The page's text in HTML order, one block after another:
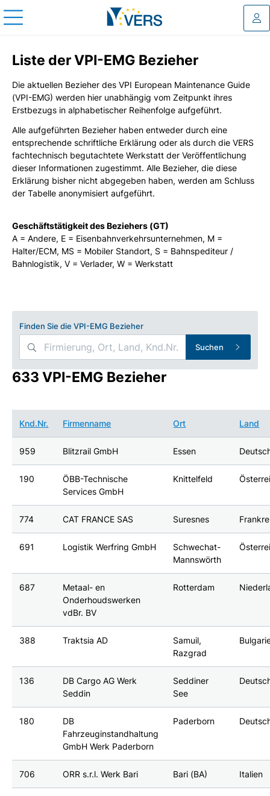
Liste der VPI-EMG Bezieher
Die aktuellen Bezieher des VPI European Maintenance Guide
(VPI-EMG) werden hier unabhängig vom Zeitpunkt ihres
Erstbezugs in alphabetischer Reihenfolge aufgeführt.
Alle aufgeführten Bezieher haben entweder durch eine
entsprechende schriftliche Erklärung oder als durch die VERS
fachtechnisch begutachtete Werkstatt der Veröffentlichung
dieser Informationen zugestimmt. Alle Bezieher, die diese
Erklärung bisher nicht abgegeben haben, werden am Schluss
der Tabelle anonymisiert aufgeführt.
Geschäftstätigkeit des Beziehers (GT)
A = Andere, E = Eisenbahnverkehrsunternehmen, M =
Halter/ECM, MS = Mobiler Standort, S = Bahnspediteur /
Bahnlogistik, V = Verlader, W = Werkstatt
Finden Sie die VPI-EMG Bezieher
Suchen
633 VPI-EMG Bezieher
Knd.Nr. Firmenname Ort Land
959 Blitzrail GmbH Essen
190
ÖBB-Technische
Services GmbH
Knittelfeld
774 CAT FRANCE SAS Suresnes
691 Logistik Werfring GmbH
Schwechat-
Mannswörth
687
Metaal- en
Onderhoudswerken
vdBr. BV
Rotterdam
388 Traktsia AD
Samuil,
Razgrad
136
DB Cargo AG Werk
Seddin
Seddiner
See
180
DB
Fahrzeuginstandhaltung
GmbH Werk Paderborn
Paderborn
706 ORR s.r.l. Werk Bari Bari (BA) Italien